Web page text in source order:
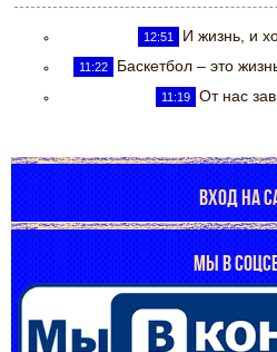
12:51 И жизнь, и
11:22 Баскетбол – это
11:19 От нас
ВХОД НА
МЫ В